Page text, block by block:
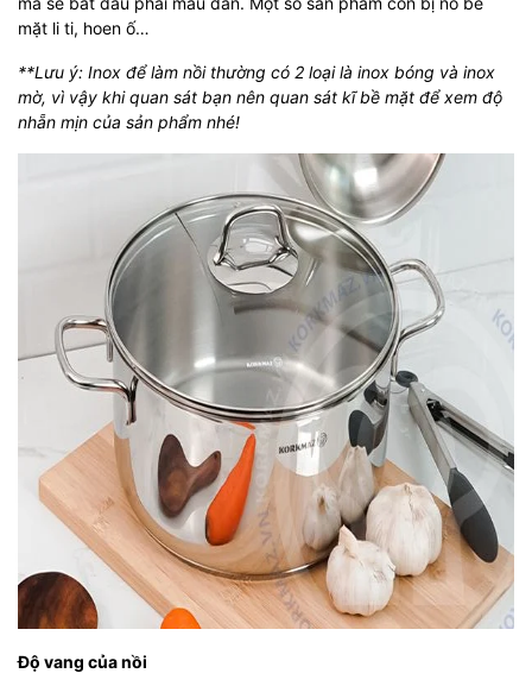
mặt li ti, hoen ố…
**Lưu ý: Inox để làm nồi thường có 2 loại là inox bóng và inox
mờ, vì vậy khi quan sát bạn nên quan sát kĩ bề mặt để xem độ
nhẵn mịn của sản phẩm nhé!
Độ vang của nồi